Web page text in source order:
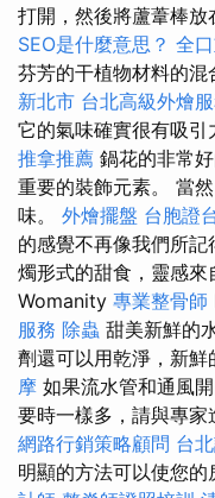
打開，然後將蘆葦棒放
SEO是什麼意思？ 全
芬芳的干植物材料的混
新北市 台北高級外燴
它的氣味確實很有吸引
推拿推薦 鍋花的非常
重要的裝飾元素。 當
味。 外燴擺盤 台胞證
的感覺不再像我們所記
燭形式的甜食，靈感
Womanity 專業整骨師
服務 除蟲 甜美新鮮的
劑還可以用乾淨，新鮮
摩 如果流水管和通風
要時一樣多，請與專家
網路行銷策略顧問 台
明顯的方法可以使您的